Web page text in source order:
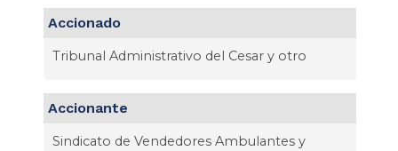
Accionado
Tribunal Administrativo del Cesar y otro
Accionante
Sindicato de Vendedores Ambulantes y